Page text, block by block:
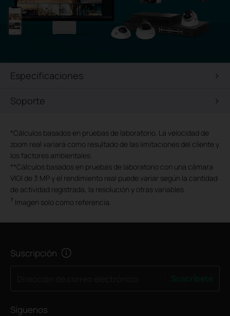
Especificaciones
Soporte
*Cálculos basados ​​en pruebas de laboratorio. La velocidad de
zoom real variará como resultado de las limitaciones del cliente y
los factores ambientales.
**Cálculos basados ​​en pruebas de laboratorio con una cámara
VIGI de 3 MP y el rendimiento real puede variar según la cantidad
de actividad registrada, la resolución y otras variables.
† Imagen solo como referencia.
Suscripción
Síguenos